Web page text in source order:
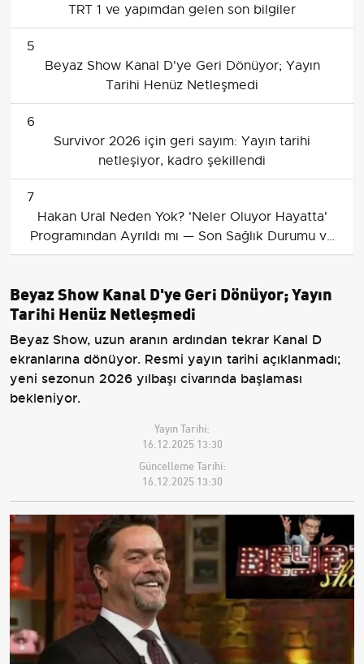
TRT 1 ve yapımdan gelen son bilgiler
5
Beyaz Show Kanal D'ye Geri Dönüyor; Yayın
Tarihi Henüz Netleşmedi
6
Survivor 2026 için geri sayım: Yayın tarihi
netleşiyor, kadro şekillendi
7
Hakan Ural Neden Yok? 'Neler Oluyor Hayatta'
Programından Ayrıldı mı — Son Sağlık Durumu ve
Dönüş Tarihi
Beyaz Show Kanal D'ye Geri Dönüyor; Yayın
Tarihi Henüz Netleşmedi
Beyaz Show, uzun aranın ardından tekrar Kanal D
ekranlarına dönüyor. Resmi yayın tarihi açıklanmadı;
yeni sezonun 2026 yılbaşı civarında başlaması
bekleniyor.
Yayın Tarihi:
16.12.2025 13:30
Güncelleme Tarihi:
16.12.2025 13:30